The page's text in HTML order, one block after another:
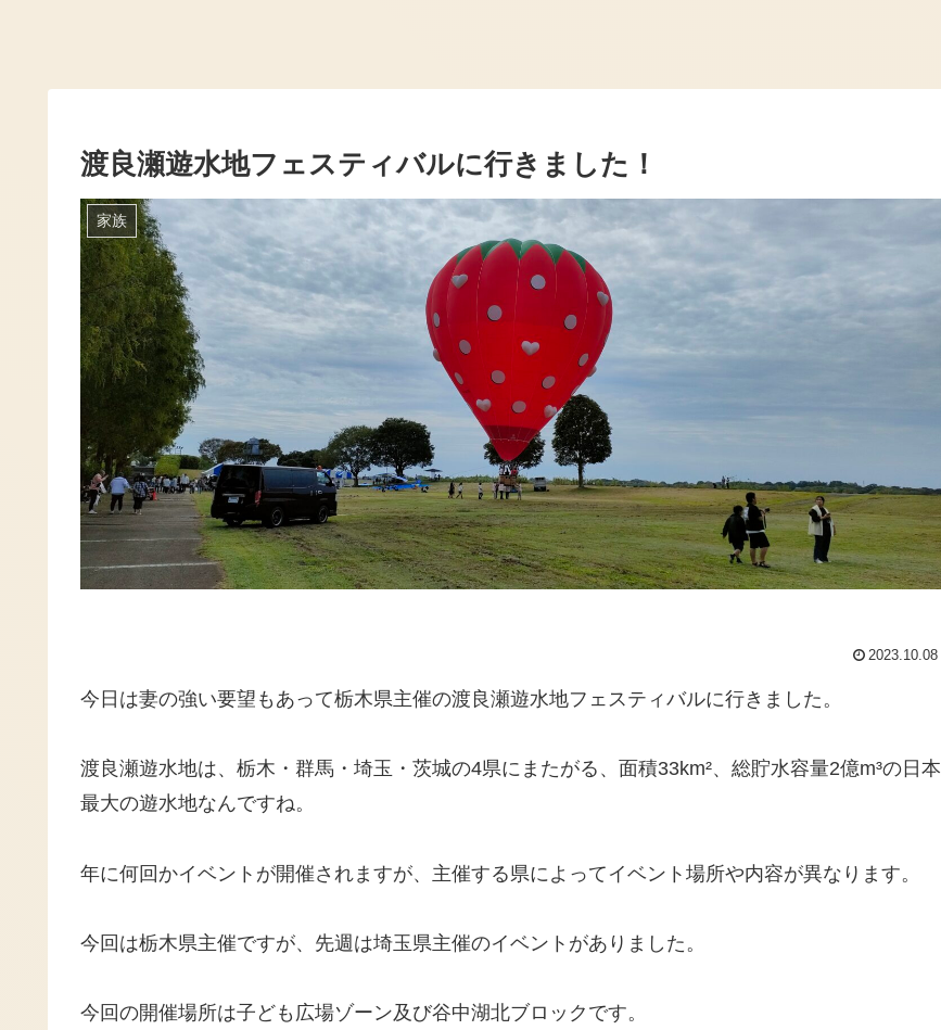
渡良瀬遊水地フェスティバルに行きました！
家族
2023.10.08
今日は妻の強い要望もあって栃木県主催の渡良瀬遊水地フェスティバルに行きました。
渡良瀬遊水地は、栃木・群馬・埼玉・茨城の4県にまたがる、面積33km²、総貯水容量2億m³の日本
最大の遊水地なんですね。
年に何回かイベントが開催されますが、主催する県によってイベント場所や内容が異なります。
今回は栃木県主催ですが、先週は埼玉県主催のイベントがありました。
今回の開催場所は子ども広場ゾーン及び谷中湖北ブロックです。